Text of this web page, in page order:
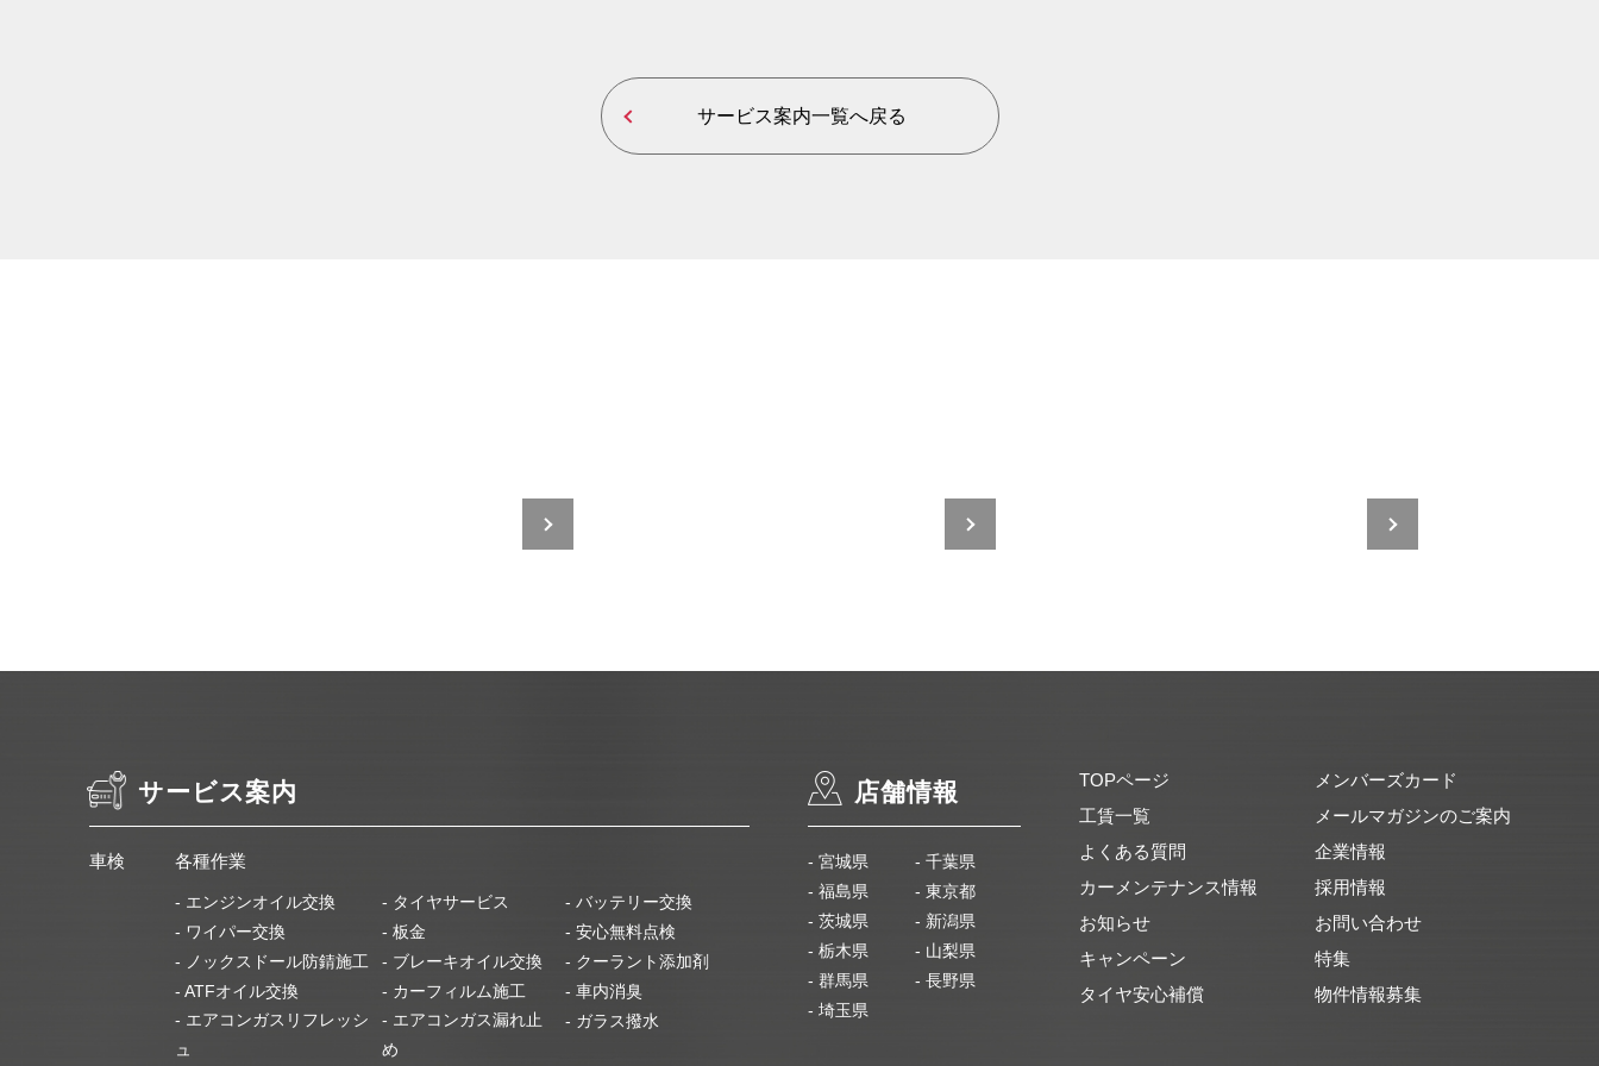
サービス案内一覧へ戻る
サービス案内
車検 各種作業
- エンジンオイル交換 - タイヤサービス
- バッテリー交換
- ワイパー交換
- 板金
- 安心無料点検
- ノックスドール防錆施工
- ブレーキオイル交換
- クーラント添加剤
- ATFオイル交換
- カーフィルム施工
- 車内消臭
- エアコンガスリフレッシ
ュ
- エアコンガス漏れ止
め
- ガラス撥水
店舗情報
- 宮城県
- 福島県
- 茨城県
- 栃木県
- 群馬県
- 埼玉県
- 千葉県
- 東京都
- 新潟県
- 山梨県
- 長野県
TOPページ
メンバーズカード
工賃一覧
メールマガジンのご案内
よくある質問
企業情報
カーメンテナンス情報
採用情報
お知らせ
お問い合わせ
キャンペーン
特集
タイヤ安心補償
物件情報募集